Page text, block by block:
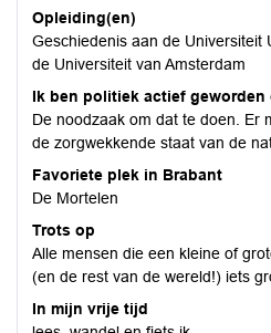
Opleiding(en)
Geschiedenis aan de Universiteit
de Universiteit van Amsterdam
Ik ben politiek actief geworden
De noodzaak om dat te doen. Er
de zorgwekkende staat van de
Favoriete plek in Brabant
De Mortelen
Trots op
Alle mensen die een kleine of
(en de rest van de wereld!) iets
In mijn vrije tijd